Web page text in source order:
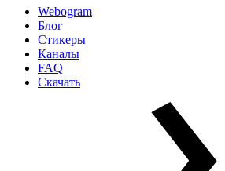
Webogram
Блог
Стикеры
Каналы
FAQ
Скачать